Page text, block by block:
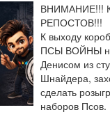
ВНИМАНИЕ!!!
РЕПОСТОВ!!!
К выходу
ПСЫ ВОЙНЫ
Денисом из
Шнайдера,
сделать
наборов Псов.